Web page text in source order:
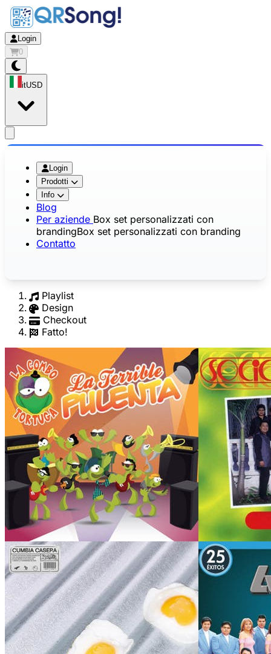
Login
0
itUSD
Login
Prodotti
Info
Blog
Per aziende Box set personalizzati con
brandingBox set personalizzati con branding
Contatto
Playlist
Design
Checkout
Fatto!